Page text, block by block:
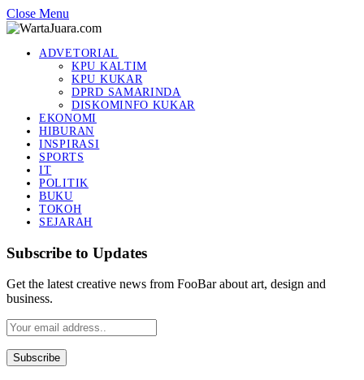
Close Menu
ADVETORIAL
KPU KALTIM
KPU KUKAR
DPRD SAMARINDA
DISKOMINFO KUKAR
EKONOMI
HIBURAN
INSPIRASI
SPORTS
IT
POLITIK
BUKU
TOKOH
SEJARAH
Subscribe to Updates
Get the latest creative news from FooBar about art, design and
business.